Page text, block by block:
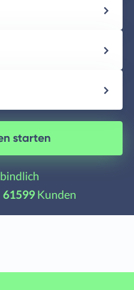
starten
61599 Kunden